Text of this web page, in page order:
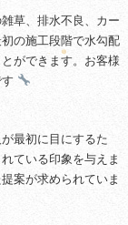
草、排水不良、カー
の施工段階で水勾配
ができます。お客様
最初に目にするた
ている印象を与えま
案が求められていま